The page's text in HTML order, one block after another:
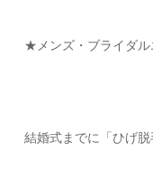
★メンズ・ブライダル
結婚式までに「ひげ